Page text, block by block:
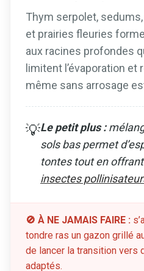
Thym serpolet,
et prairies fleuries
aux racines profondes
limitent l’évaporation
même sans arrosage
💡Le petit plus :
sols bas permet
tontes tout en
insectes
🚫 À NE JAMAIS FAIRE :
tondre ras un gazon grillé
de lancer la transition vers
adaptés.